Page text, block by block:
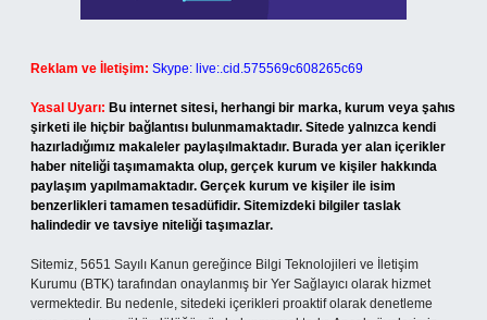
Reklam ve İletişim: Skype: live:.cid.575569c608265c69
Yasal Uyarı: Bu internet sitesi, herhangi bir marka, kurum veya şahıs
şirketi ile hiçbir bağlantısı bulunmamaktadır. Sitede yalnızca kendi
hazırladığımız makaleler paylaşılmaktadır. Burada yer alan içerikler
haber niteliği taşımamakta olup, gerçek kurum ve kişiler hakkında
paylaşım yapılmamaktadır. Gerçek kurum ve kişiler ile isim
benzerlikleri tamamen tesadüfidir. Sitemizdeki bilgiler taslak
halindedir ve tavsiye niteliği taşımazlar.
Sitemiz, 5651 Sayılı Kanun gereğince Bilgi Teknolojileri ve İletişim
Kurumu (BTK) tarafından onaylanmış bir Yer Sağlayıcı olarak hizmet
vermektedir. Bu nedenle, sitedeki içerikleri proaktif olarak denetleme